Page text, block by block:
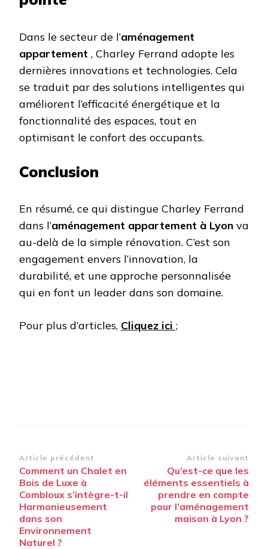
Dans le secteur de l’aménagement
appartement , Charley Ferrand adopte les
dernières innovations et technologies. Cela
se traduit par des solutions intelligentes qui
améliorent l’efficacité énergétique et la
fonctionnalité des espaces, tout en
optimisant le confort des occupants.
Conclusion
En résumé, ce qui distingue Charley Ferrand
dans l’aménagement appartement à Lyon va
au-delà de la simple rénovation. C’est son
engagement envers l’innovation, la
durabilité, et une approche personnalisée
qui en font un leader dans son domaine.
Pour plus d’articles, Cliquez ici ;
Navigation
d’article
Article précédent
Comment un Chalet en
Bois de Luxe à
Combloux s’intègre-t-il
Harmonieusement
dans son
Environnement
Naturel ?
Article suivant
Qu’est-ce que les
éléments essentiels à
prendre en compte
pour l’aménagement
maison à Lyon ?